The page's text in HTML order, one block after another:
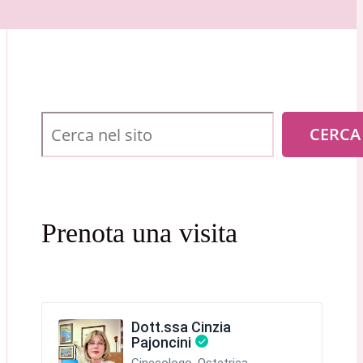
CERCA
Prenota una visita